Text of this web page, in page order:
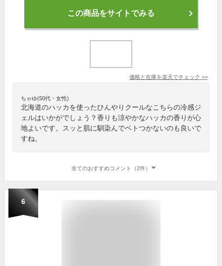
この商品をサイトでみる
価格と在庫を楽天でチェック >>
ちゃゆ(50代・女性)
北海道のハッカを使ったひんやりクールなこちらの冷感ジ
ェルはいかがでしょう？香りも涼やかなハッカの香りが心
地よいです。スッと肌に馴染んでベトつかないのも良いで
すね。
全てのおすすめコメント（2件）
6